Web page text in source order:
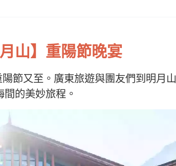
山】重陽節晚宴
節又至。廣東旅遊與團友們到明月
的美妙旅程。